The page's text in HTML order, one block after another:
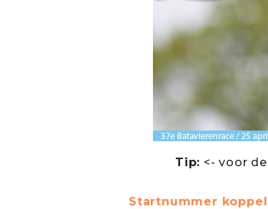
Tip: <- voor
Startnummer